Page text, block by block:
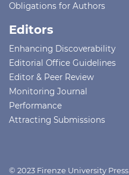
Obligations for Authors
Editors
Enhancing Discoverability
Editorial Office Guidelines
Editor & Peer Review
Monitoring Journal
Performance
Attracting Submissions
© 2023 Firenze University